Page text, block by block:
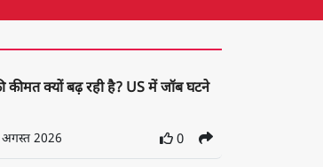
क्यों बढ़ रही है? US में जॉब घटने
2026 0